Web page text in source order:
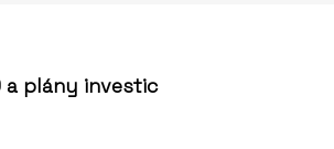
plány investic